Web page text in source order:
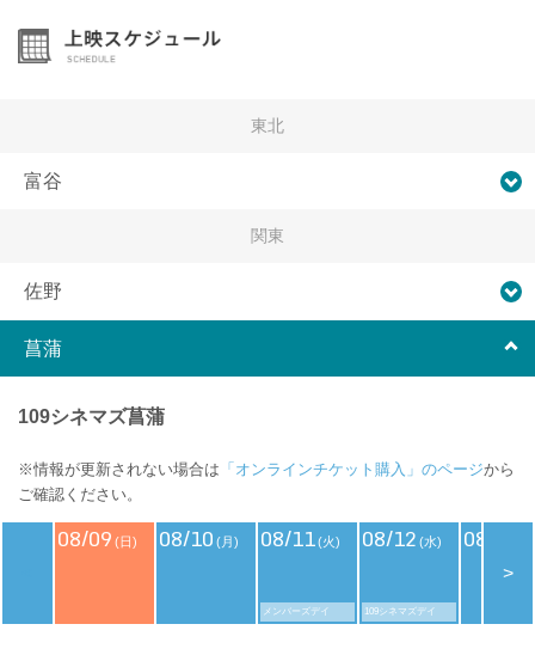
東北
富谷
関東
佐野
菖蒲
109シネマズ菖蒲
※情報が更新されない場合は 「オンラインチケット購入」のページから
ご確認ください。
08/09 (日) 08/10 (月) 08/11(火)
メンバーズデイ
08/12 (水)
109シネマズデイ
08/13
>